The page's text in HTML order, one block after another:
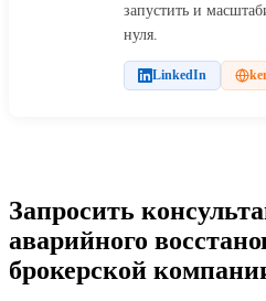
запустить и
нуля.
LinkedIn
Запросить
аварийного
брокерской